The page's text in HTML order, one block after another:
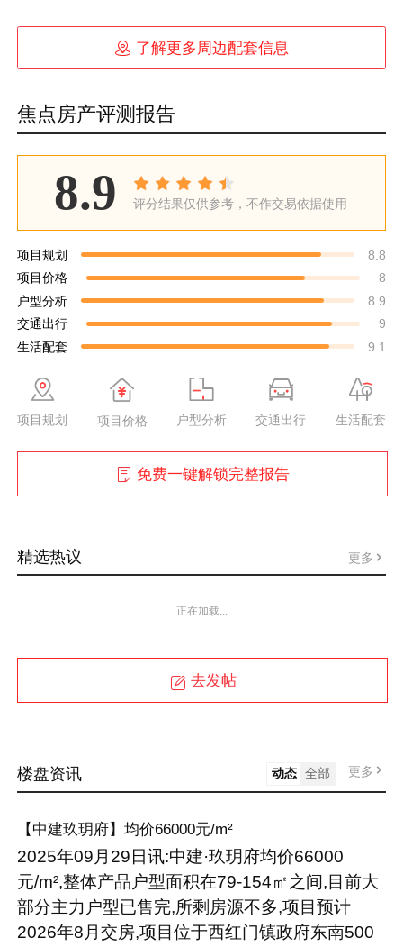
 了解更多周边配套信息
焦点房产评测报告
8.9 评分结果仅供参考，不作交易依据使用
项目规划
8.8
项目价格
8
户型分析
8.9
交通出行
9
生活配套
9.1
项目规划 项目价格 户型分析 交通出行 生活配套
免费一键解锁完整报告
精选热议 更多
正在加载...
去发帖
楼盘资讯 动态 全部 更多
【中建玖玥府】均价66000元/m²
2025年09月29日讯:中建·玖玥府均价66000
元/m²,整体产品户型面积在79-154㎡之间,目前大
部分主力户型已售完,所剩房源不多,项目预计
2026年8月交房,项目位于西红门镇政府东南500